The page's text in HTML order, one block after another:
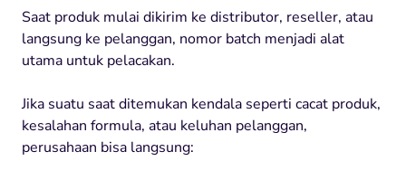
Saat produk mulai dikirim ke distributor, reseller, atau
langsung ke pelanggan, nomor batch menjadi alat
utama untuk pelacakan.
Jika suatu saat ditemukan kendala seperti cacat produk,
kesalahan formula, atau keluhan pelanggan,
perusahaan bisa langsung: